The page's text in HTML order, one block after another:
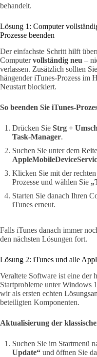
behandelt.
Lösung 1: Computer
Prozesse beenden
Der einfachste Schritt hilft
Computervollständig neu –
verlassen. Zusätzlich sollten
hängender iTunes-Prozess im
Neustart blockiert.
So beenden Sie iTunes-
Drücken Sie Strg +
Task-Manager.
Suchen Sie unter dem
Klicken Sie mit der
Prozesse und wählen Sie
Starten Sie danach Ihren
iTunes erneut.
Falls iTunes danach immer
den nächsten Lösungen fort.
Lösung 2: iTunes und alle
Veraltete Software ist eine der
Startprobleme unter Windows
wir als ersten echten
beteiligten Komponenten.
Aktualisierung der
Suchen Sie im Startmenü
Update“ und öffnen Sie